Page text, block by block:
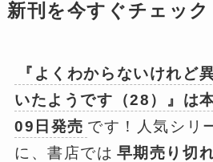
新刊を今すぐチェック
『よくわからないけれど
いたようです（28）』は
09日発売 です！人気シリ
に、書店では 早期売り切